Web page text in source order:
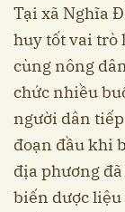
Tại xã Nghĩa
huy tốt vai trò
cùng nông
chức nhiều
người dân
đoạn đầu khi
địa phương
biến dược liệu